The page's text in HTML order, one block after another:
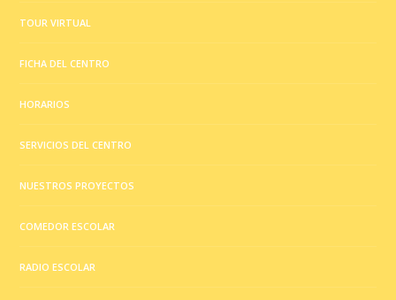
TOUR VIRTUAL
FICHA DEL CENTRO
HORARIOS
SERVICIOS DEL CENTRO
NUESTROS PROYECTOS
COMEDOR ESCOLAR
RADIO ESCOLAR